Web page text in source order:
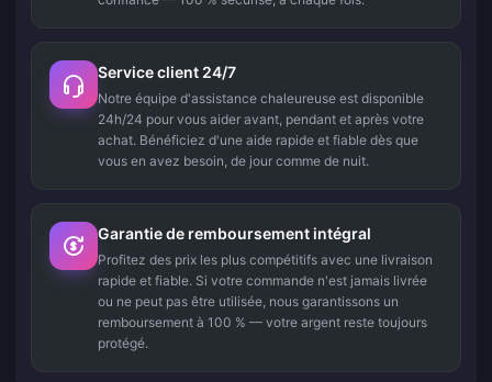
Service client 24/7
Notre équipe d'assistance chaleureuse est disponible
24h/24 pour vous aider avant, pendant et après votre
achat. Bénéficiez d'une aide rapide et fiable dès que
vous en avez besoin, de jour comme de nuit.
Garantie de remboursement intégral
Profitez des prix les plus compétitifs avec une livraison
rapide et fiable. Si votre commande n'est jamais livrée
ou ne peut pas être utilisée, nous garantissons un
remboursement à 100 % — votre argent reste toujours
protégé.